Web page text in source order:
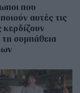
που
αυτές τις
κερδίζουν
συμπάθεια